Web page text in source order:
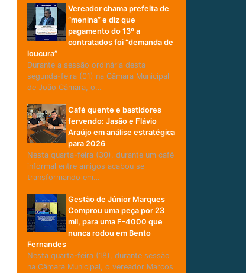
Vereador chama prefeita de
“menina” e diz que
pagamento do 13º a
contratados foi “demanda de
loucura”
Durante a sessão ordinária desta
segunda-feira (01) na Câmara Municipal
de João Câmara, o…
Café quente e bastidores
fervendo: Jasão e Flávio
Araújo em análise estratégica
para 2026
Nesta quarta-feira (30), durante um café
informal entre amigos acabou se
transformando em…
Gestão de Júnior Marques
Comprou uma peça por 23
mil, para uma F-4000 que
nunca rodou em Bento
Fernandes
Nesta quarta-feira (18), durante sessão
na Câmara Municipal, o vereador Marcos